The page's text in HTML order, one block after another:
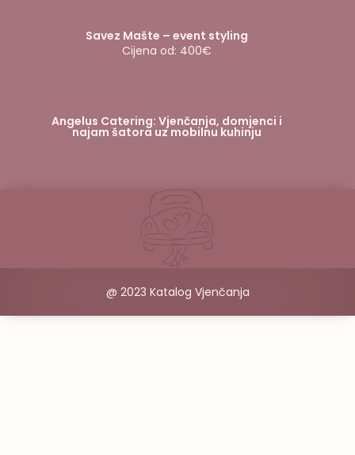
Savez Mašte – event styling
Cijena od: 400€
Angelus Catering: Vjenčanja, domjenci i
najam šatora uz mobilnu kuhinju
@ 2023 Katalog Vjenčanja